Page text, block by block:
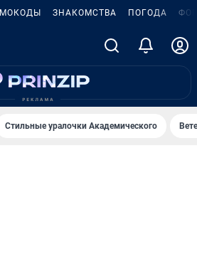
ЗНАКОМСТВА ПОГОДА
Стильные уралочки Академического